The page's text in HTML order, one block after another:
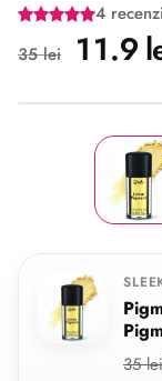
4
35 lei
11.9
35 lei